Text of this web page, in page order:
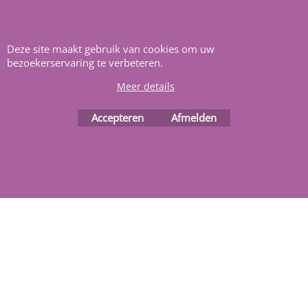
Webwinkel gemaakt met
ShopFactory webwinkel
Deze site maakt gebruik van cookies om uw
bezoekerservaring te verbeteren.
Meer details
Accepteren Afmelden